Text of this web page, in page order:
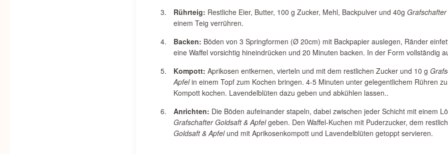
Rührteig: Restliche Eier, Butter, 100 g Zucker, Mehl, Backpulver und 40g
einem Teig verrühren.
Backen: Böden von 3 Springformen (Ø 20cm) mit Backpapier auslegen, Ränder
eine Waffel vorsichtig hineindrücken und 20 Minuten backen. In der Form vollständig
Kompott: Aprikosen entkernen, vierteln und mit dem restlichen Zucker und 10 g
Apfelin einem Topf zum Kochen bringen. 4-5 Minuten unter gelegentlichem Rühren
Kompott kochen. Lavendelblüten dazu geben und abkühlen lassen..
Anrichten: Die Böden aufeinander stapeln, dabei zwischen jeder Schicht mit einem
Grafschafter Goldsaft & Apfelgeben. Den Waffel-Kuchen mit Puderzucker, dem
Goldsaft & Apfelund mit Aprikosenkompott und Lavendelblüten getoppt servieren.